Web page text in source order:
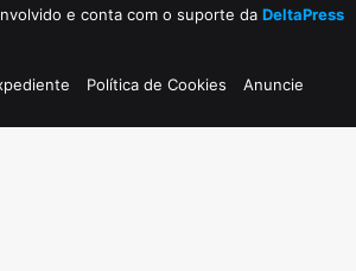
e conta com o suporte da DeltaPress
Política de Cookies Anuncie